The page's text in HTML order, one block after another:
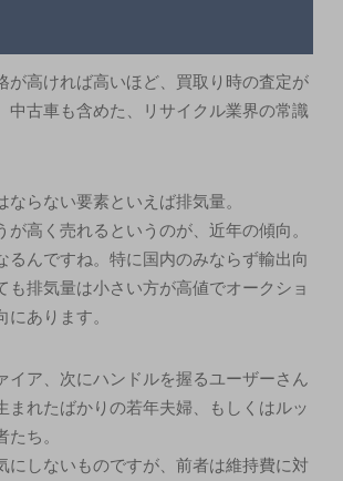
が高ければ高いほど、買取り時の査定が
中古車も含めた、リサイクル業界の常識
ならない要素といえば排気量。
が高く売れるというのが、近年の傾向。
るんですね。特に国内のみならず輸出向
も排気量は小さい方が高値でオークショ
にあります。
イア、次にハンドルを握るユーザーさん
まれたばかりの若年夫婦、もしくはルッ
ち。
にしないものですが、前者は維持費に対